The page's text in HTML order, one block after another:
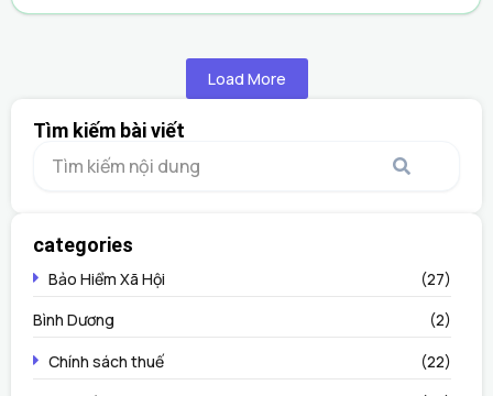
Load More
Tìm kiếm bài viết
categories
Bảo Hiểm Xã Hội
(27)
Bình Dương
(2)
Chính sách thuế
(22)